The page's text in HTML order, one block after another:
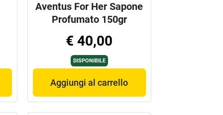
Aventus For Her Sapone
Profumato 150gr
€ 40,00
DISPONIBILE
Aggiungi al carrello